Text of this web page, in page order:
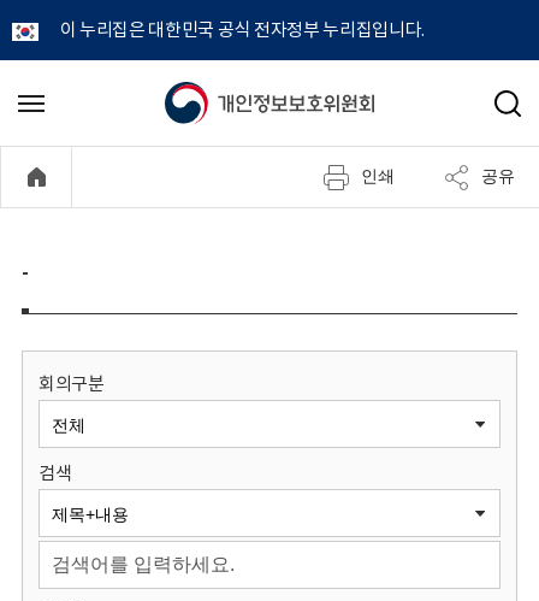
이 누리집은 대한민국 공식 전자정부 누리집입니다.
개
정
보
원
회
메
기
검
인쇄 공유
-
회의구분
검색